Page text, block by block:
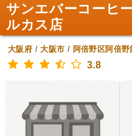
サンエバーコーヒ
ルカス店
大阪府 /大阪市 / 阿倍野区阿倍野
3.8